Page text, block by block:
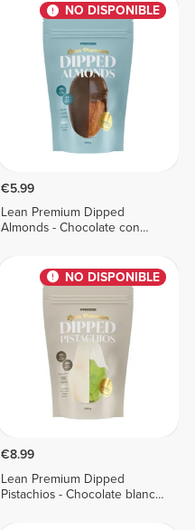
NO DISPONIBLE
€5.99
Lean Premium Dipped
Almonds - Chocolate con
NO DISPONIBLE
€8.99
Lean Premium Dipped
Pistachios - Chocolate blanco